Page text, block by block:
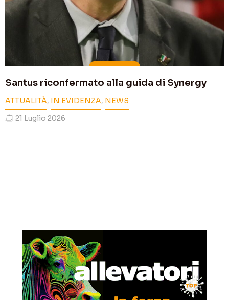
Santus riconfermato alla guida di Synergy
ATTUALITÀ, IN EVIDENZA, NEWS
21 Luglio 2026